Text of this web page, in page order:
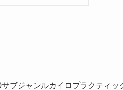
ブジャンルカイロプラクティッ